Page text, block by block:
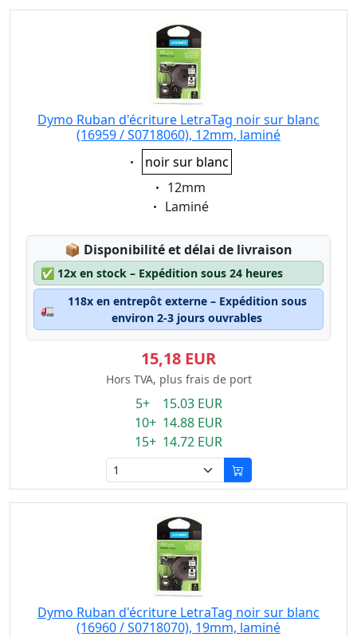
Dymo Ruban d'écriture LetraTag noir sur blanc
(16959 / S0718060), 12mm, laminé
Eigenschaft:
noir sur blanc
Eigenschaft:
12mm
Eigenschaft:
Laminé
📦 Lagerstatus:
Disponibilité et délai de livraison
✅ 12x en stock – Expédition sous 24 heures
🚛
118x en entrepôt externe – Expédition sous
environ 2-3 jours ouvrables
15,18 EUR
Hors TVA, plus frais de port
5+ 15.03 EUR
10+ 14.88 EUR
15+ 14.72 EUR
Dymo Ruban d'écriture LetraTag noir sur blanc
(16960 / S0718070), 19mm, laminé